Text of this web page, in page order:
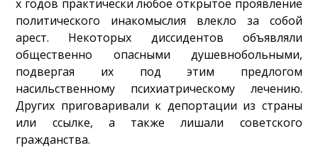
х годов практически любое открытое проявление
политического инакомыслия влекло за собой
арест. Некоторых диссидентов объявляли
общественно опасными душевнобольными,
подвергая их под этим предлогом
насильственному психиатрическому лечению.
Других приговаривали к депортации из страны
или ссылке, а также лишали советского
гражданства.